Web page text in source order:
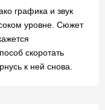
графика и звук
уровне. Сюжет
скоротать
к ней снова.